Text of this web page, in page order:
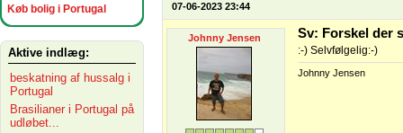
Køb bolig i Portugal
Aktive indlæg:
beskatning af hussalg i
Portugal
Brasilianer i Portugal på
udløbet...
07-06-2023 23:44
Johnny Jensen Sv: Forskel der
:-) Selvfølgelig:-)
Johnny Jensen